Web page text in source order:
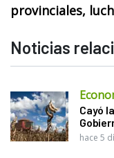
provinciales,
Noticias
Cayó
hace 5